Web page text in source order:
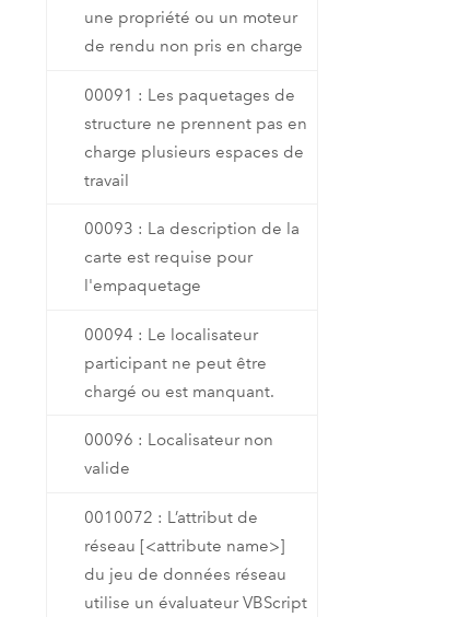
une propriété ou un moteur
de rendu non pris en charge
00091 : Les paquetages de
structure ne prennent pas en
charge plusieurs espaces de
travail
00093 : La description de la
carte est requise pour
l'empaquetage
00094 : Le localisateur
participant ne peut être
chargé ou est manquant.
00096 : Localisateur non
valide
0010072 : L’attribut de
réseau [<attribute name>]
du jeu de données réseau
utilise un évaluateur VBScript